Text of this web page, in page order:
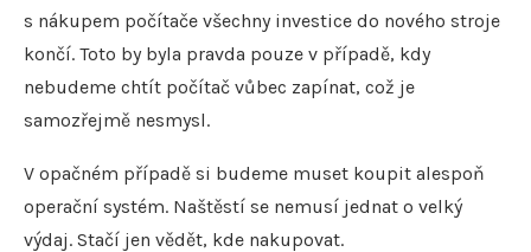
s nákupem počítače všechny investice do nového stroje
končí. Toto by byla pravda pouze v případě, kdy
nebudeme chtít počítač vůbec zapínat, což je
samozřejmě nesmysl.
V opačném případě si budeme muset koupit alespoň
operační systém. Naštěstí se nemusí jednat o velký
výdaj. Stačí jen vědět, kde nakupovat.